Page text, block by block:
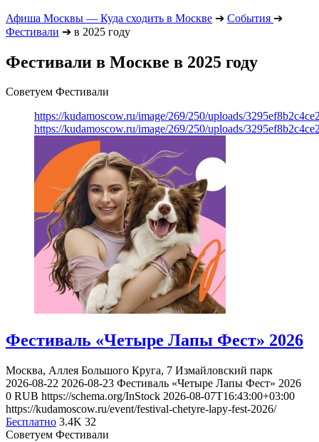
Афиша Москвы — Куда сходить в Москве ➔ События ➔
Фестивали ➔ в 2025 году
Фестивали в Москве в 2025 году
Советуем Фестивали
https://kudamoscow.ru/image/269/250/uploads/
https://kudamoscow.ru/image/269/250/uploads/
Фестиваль «Четыре Лапы Фест» 2026
Москва, Аллея Большого Круга, 7 Измайловский парк
2026-08-22 2026-08-23 Фестиваль «Четыре Лапы Фест» 2026
0 RUB https://schema.org/InStock 2026-08-07T16:43:00+03:00
https://kudamoscow.ru/event/festival-chetyre-lapy-fest-2026/
Бесплатно 3.4K 32
Советуем Фестивали